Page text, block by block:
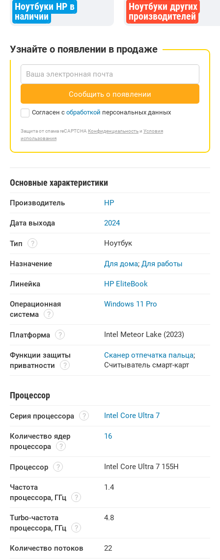
Ноутбуки HP в
наличии
Ноутбуки других
производителей
Узнайте о появлении в продаже
Сообщить о появлении
Согласен с обработкой персональных данных
Защита от спама reCAPTCHA Конфиденциальностьи Условия
использования
Основные характеристики
Производитель HP
Дата выхода 2024
Тип Ноутбук
Назначение Для дома; Для работы
Линейка HP EliteBook
Операционная
система
Windows 11 Pro
Платформа Intel Meteor Lake (2023)
Функции защиты
приватности
Сканер отпечатка пальца;
Считыватель смарт-карт
Процессор
Серия процессора Intel Core Ultra 7
Количество ядер
процессора
16
Процессор Intel Core Ultra 7 155H
Частота
процессора, ГГц
1.4
Turbo-частота
процессора, ГГц
4.8
Количество потоков 22